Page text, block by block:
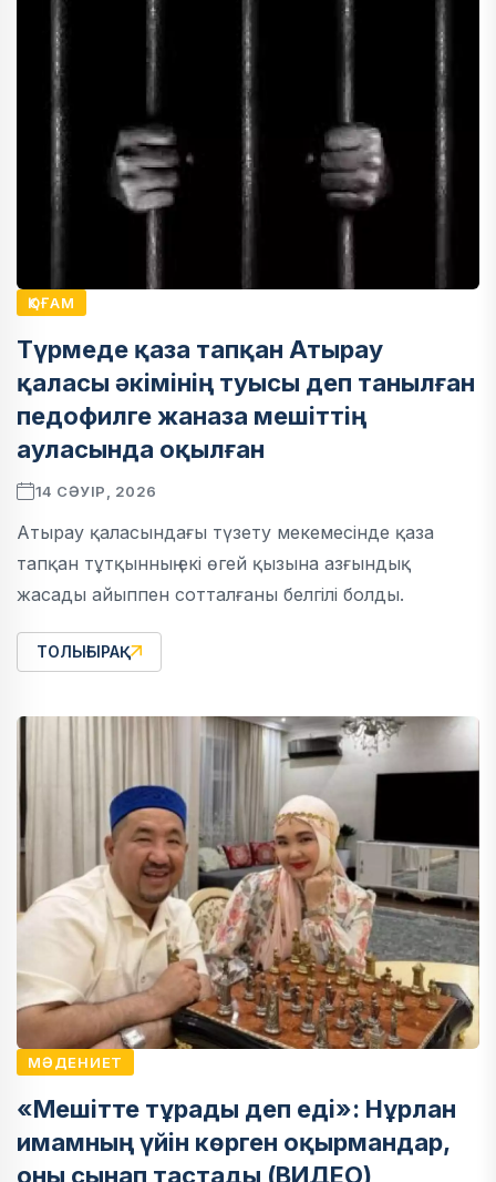
ҚОҒАМ
Түрмеде қаза тапқан Атырау
қаласы әкімінің туысы деп танылған
педофилге жаназа мешіттің
ауласында оқылған
14 СӘУІР, 2026
Атырау қаласындағы түзету мекемесінде қаза
тапқан тұтқынның екі өгей қызына азғындық
жасады айыппен сотталғаны белгілі болды.
ТОЛЫҒЫРАҚ
МӘДЕНИЕТ
«Мешітте тұрады деп еді»: Нұрлан
имамның үйін көрген оқырмандар,
оны сынап тастады (ВИДЕО)